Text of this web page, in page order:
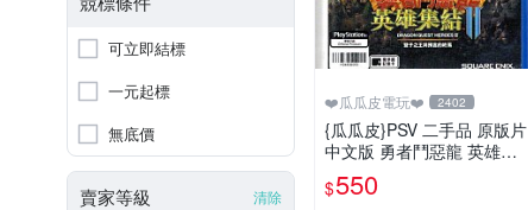
可立即結標
一元起標
無底價
賣家等級 清除
❤️瓜瓜皮電玩❤️ 2402
{瓜瓜皮}PSV 二手品 原版片
中文版 勇者鬥惡龍 英雄集
結2 雙子之王與預言的終焉
(遊戲都有回收)
$550